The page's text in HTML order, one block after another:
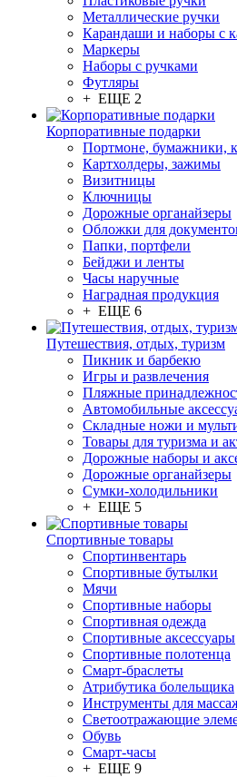
Металлические ручки
Карандаши и наборы с
Маркеры
Наборы с ручками
Футляры
+ ЕЩЕ 2
Корпоративные подарки
Портмоне, бумажники,
Картхолдеры, зажимы
Визитницы
Ключницы
Дорожные органайзеры
Обложки для
Папки, портфели
Бейджи и ленты
Часы наручные
Наградная продукция
+ ЕЩЕ 6
Путешествия, отдых, туризм
Пикник и барбекю
Игры и развлечения
Пляжные
Автомобильные
Складные ножи и
Товары для туризма и
Дорожные наборы и
Дорожные органайзеры
Сумки-холодильники
+ ЕЩЕ 5
Спортивные товары
Спортинвентарь
Спортивные бутылки
Мячи
Спортивные наборы
Спортивная одежда
Спортивные аксессуары
Спортивные полотенца
Смарт-браслеты
Атрибутика болельщика
Инструменты для
Светоотражающие
Обувь
Смарт-часы
+ ЕЩЕ 9